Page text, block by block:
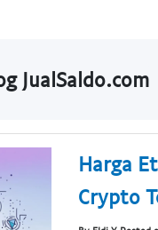
JualSaldo.com
Harga
Crypto